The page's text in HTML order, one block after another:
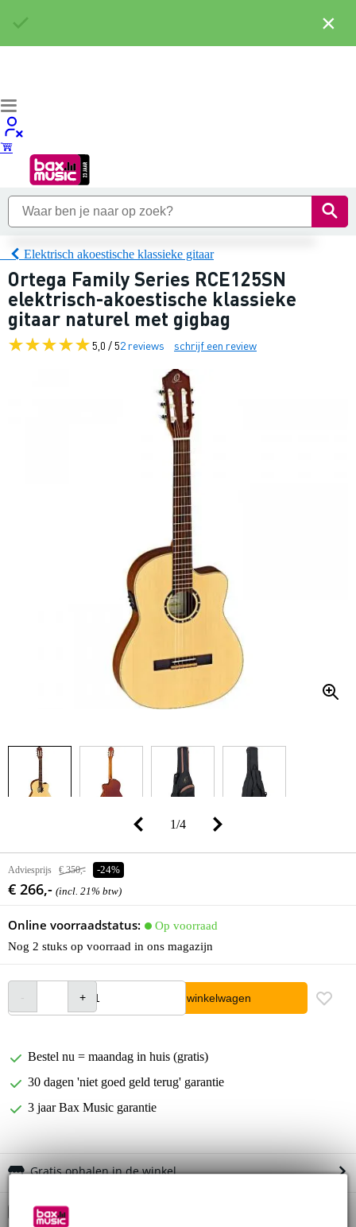
Elektrisch akoestische klassieke gitaar
Ortega Family Series RCE125SN
elektrisch-akoestische klassieke
gitaar naturel met gigbag
5,0 / 52 reviews schrijf een review
1/4
Adviesprijs € 350,- -24%
€ 266,- (incl. 21% btw)
Online voorraadstatus:
Op voorraad
Nog 2 stuks op voorraad in ons magazijn
In winkelwagen
Bestel nu = maandag in huis (gratis)
30 dagen 'niet goed geld terug' garantie
3 jaar Bax Music garantie
Gratis ophalen in de winkel
Kies nu voor 2 jaar extra Bax Music garantie en meer
voordelen
×